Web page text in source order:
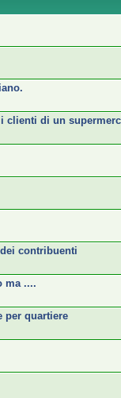
clienti di un
contribuenti
ma ....
per quartiere